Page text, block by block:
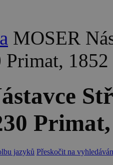
MOSER
jazyků Přeskočit na